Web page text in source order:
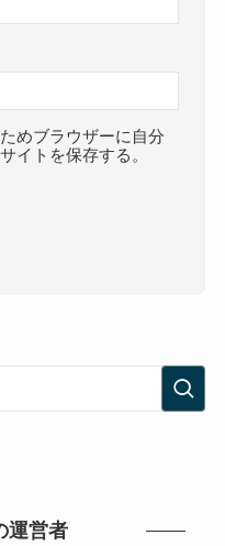
めブラウザーに自分
イトを保存する。
運営者